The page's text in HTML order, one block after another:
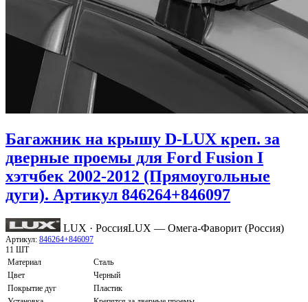
Багажник на крышу D-LUX креп. за
дверные проемы для Ford Fusion I
хэтчбек 2002-2012 (Прямоугольные
дуги). Артикул 846264+846097
LUX · РоссияLUX — Омега-Фаворит (Россия)
Артикул: 846264+846097
11 ШТ
Материал
Сталь
Цвет
Черный
Покрытие дуг
Пластик